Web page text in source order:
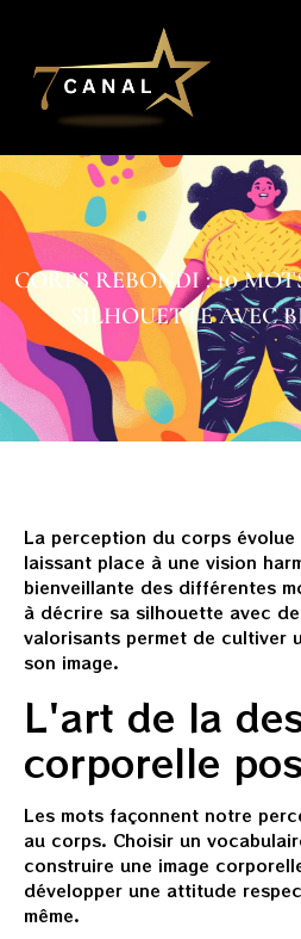
CORPS REBONDI : 10
SILHOUETTE AVEC
La perception du corps
laissant place à une vision
bienveillante des différentes
à décrire sa silhouette avec
valorisants permet de cultiver
son image.
L'art de la
corporelle
Les mots façonnent notre
au corps. Choisir un
construire une image
développer une attitude
même.